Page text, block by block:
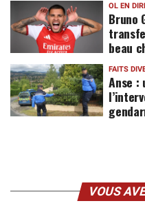
OL EN
Bruno
beau
FAITS
Anse :
VOUS